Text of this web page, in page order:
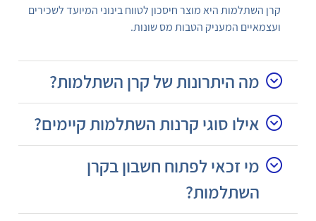
קרן השתלמות היא מוצר חיסכון לטווח בינוני המיועד לשכירים
ועצמאיים המעניק הטבות מס שונות.
מה היתרונות של קרן השתלמות?
אילו סוגי קרנות השתלמות קיימים?
מי זכאי לפתוח חשבון בקרן
השתלמות?